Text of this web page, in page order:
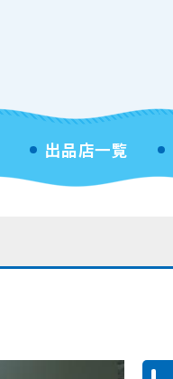
出品店一覧